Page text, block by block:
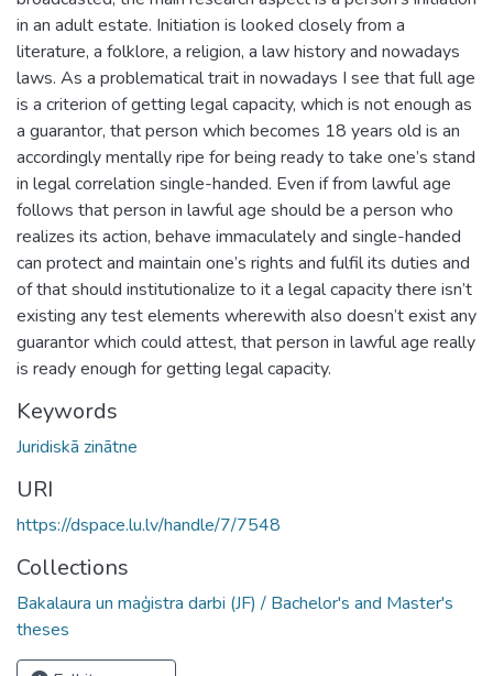
in an adult estate. Initiation is looked closely from a
literature, a folklore, a religion, a law history and nowadays
laws. As a problematical trait in nowadays I see that full age
is a criterion of getting legal capacity, which is not enough as
a guarantor, that person which becomes 18 years old is an
accordingly mentally ripe for being ready to take one’s stand
in legal correlation single-handed. Even if from lawful age
follows that person in lawful age should be a person who
realizes its action, behave immaculately and single-handed
can protect and maintain one’s rights and fulfil its duties and
of that should institutionalize to it a legal capacity there isn’t
existing any test elements wherewith also doesn’t exist any
guarantor which could attest, that person in lawful age really
is ready enough for getting legal capacity.
Keywords
Juridiskā zinātne
URI
https://dspace.lu.lv/handle/7/7548
Collections
Bakalaura un maģistra darbi (JF) / Bachelor's and Master's
theses